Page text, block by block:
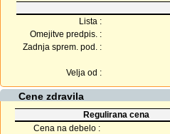
Lista :
Omejitve predpis. :
Zadnja sprem. pod. :
Velja od :
Cene zdravila
Regulirana cena
Cena na debelo :